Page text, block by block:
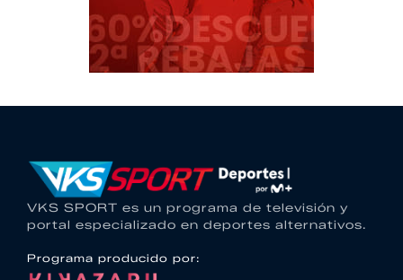
VKS SPORT es un programa de televisión y
portal especializado en deportes alternativos.
Programa producido por: